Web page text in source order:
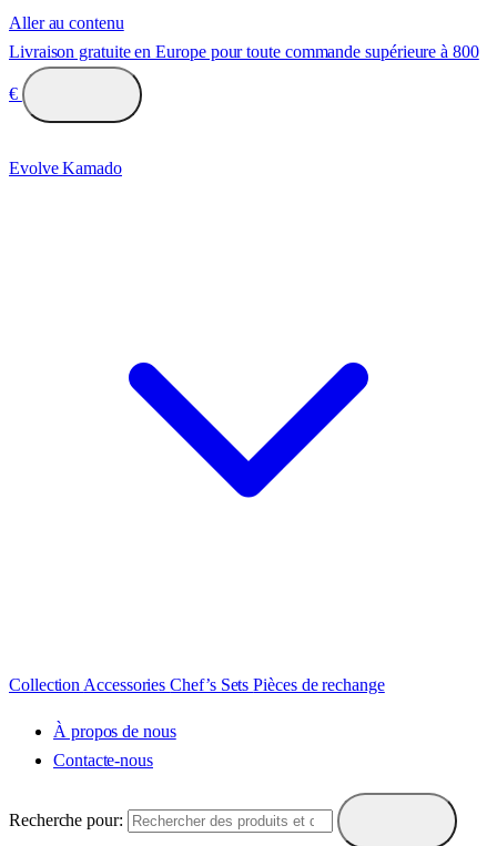
Aller au contenu
Livraison gratuite en Europe pour toute commande supérieure à 800
€
Evolve Kamado
Collection AccessoriesChef’s SetsPièces de rechange
À propos de nous
Contacte-nous
Recherche pour: